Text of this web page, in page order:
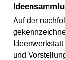
Auf der
und